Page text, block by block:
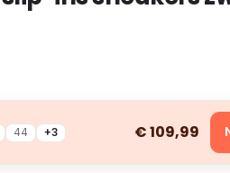
44 +3 € 109,99